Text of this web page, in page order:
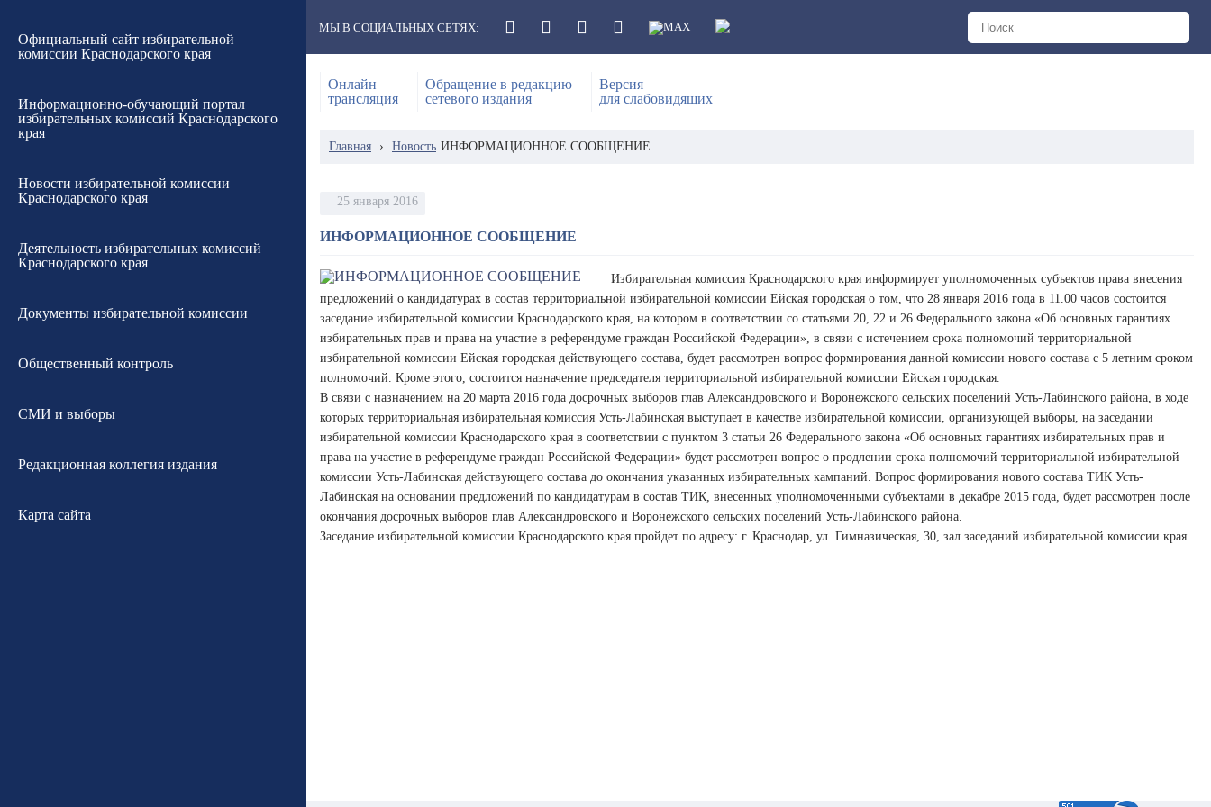
Официальный сайт избирательной
комиссии Краснодарского края
Информационно-обучающий портал
избирательных комиссий Краснодарского
края
Новости избирательной комиссии
Краснодарского края
Деятельность избирательных комиссий
Краснодарского края
Документы избирательной комиссии
Общественный контроль
СМИ и выборы
Редакционная коллегия издания
Карта сайта
МЫ В СОЦИАЛЬНЫХ СЕТЯХ:
Онлайн
трансляция
Обращение в редакцию
сетевого издания
Версия
для слабовидящих
Главная › Новость ИНФОРМАЦИОННОЕ СООБЩЕНИЕ
25 января 2016
ИНФОРМАЦИОННОЕ СООБЩЕНИЕ
Избирательная комиссия Краснодарского края информирует уполномоченных субъектов права внесения
предложений о кандидатурах в состав территориальной избирательной комиссии Ейская городская о том, что 28 января 2016 года в 11.00 часов состоится
заседание избирательной комиссии Краснодарского края, на котором в соответствии со статьями 20, 22 и 26 Федерального закона «Об основных гарантиях
избирательных прав и права на участие в референдуме граждан Российской Федерации», в связи с истечением срока полномочий территориальной
избирательной комиссии Ейская городская действующего состава, будет рассмотрен вопрос формирования данной комиссии нового состава с 5 летним сроком
полномочий. Кроме этого, состоится назначение председателя территориальной избирательной комиссии Ейская городская.
В связи с назначением на 20 марта 2016 года досрочных выборов глав Александровского и Воронежского сельских поселений Усть-Лабинского района, в ходе
которых территориальная избирательная комиссия Усть-Лабинская выступает в качестве избирательной комиссии, организующей выборы, на заседании
избирательной комиссии Краснодарского края в соответствии с пунктом 3 статьи 26 Федерального закона «Об основных гарантиях избирательных прав и
права на участие в референдуме граждан Российской Федерации» будет рассмотрен вопрос о продлении срока полномочий территориальной избирательной
комиссии Усть-Лабинская действующего состава до окончания указанных избирательных кампаний. Вопрос формирования нового состава ТИК Усть-
Лабинская на основании предложений по кандидатурам в состав ТИК, внесенных уполномоченными субъектами в декабре 2015 года, будет рассмотрен после
окончания досрочных выборов глав Александровского и Воронежского сельских поселений Усть-Лабинского района.
Заседание избирательной комиссии Краснодарского края пройдет по адресу: г. Краснодар, ул. Гимназическая, 30, зал заседаний избирательной комиссии края.